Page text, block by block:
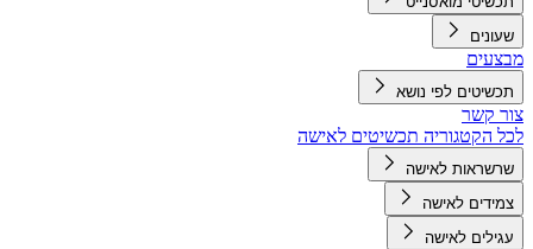
שעונים
מבצעים
תכשיטים לפי נושא
צור קשר
לכל הקטגוריה תכשיטים לאישה
שרשראות לאישה
צמידים לאישה
עגילים לאישה